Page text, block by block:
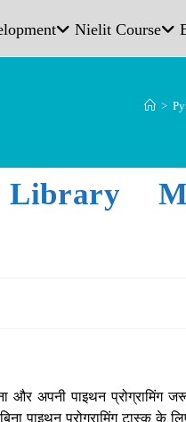
Nielit Course
>
और अपनी पाइथन प्रोग्रामिंग
पाइथन प्रोग्रामिंग टास्क के